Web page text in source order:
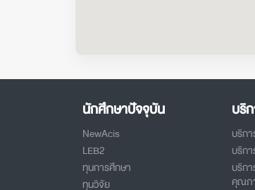
นักศึกษาปัจจุบัน
NewAcis
LEB2
ทุนการศึกษา
ทุนวิจัย
บริ
บริก
บริก
บริก
คุณภ